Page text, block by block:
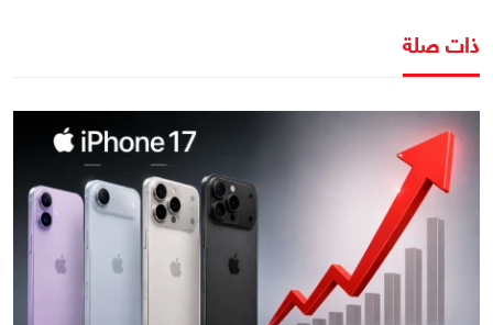
ذات صلة